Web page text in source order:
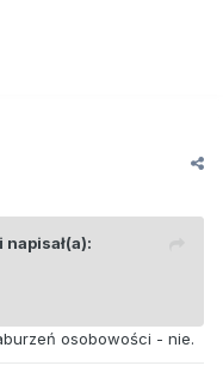
napisał(a):
osobowości - nie.